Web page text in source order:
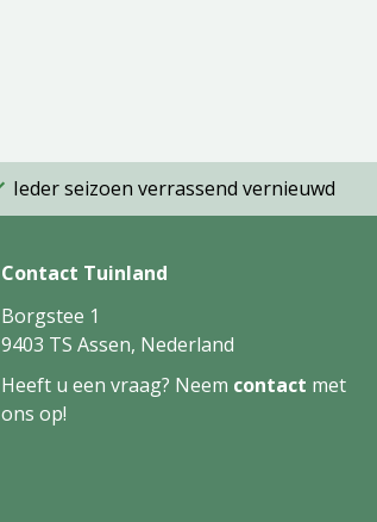
Ieder seizoen verrassend vernieuwd
Contact Tuinland
Borgstee 1
9403 TS Assen, Nederland
Heeft u een vraag? Neem contact met
ons op!